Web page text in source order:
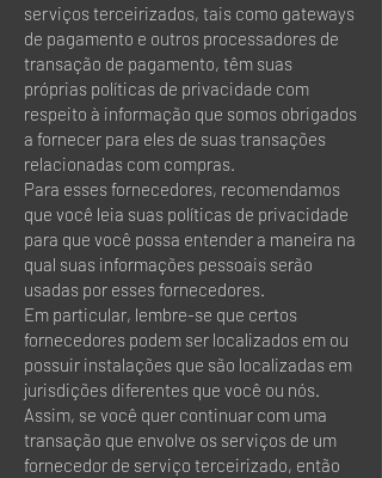
serviços terceirizados, tais como gateways
de pagamento e outros processadores de
transação de pagamento, têm suas
próprias políticas de privacidade com
respeito à informação que somos obrigados
a fornecer para eles de suas transações
relacionadas com compras.
Para esses fornecedores, recomendamos
que você leia suas políticas de privacidade
para que você possa entender a maneira na
qual suas informações pessoais serão
usadas por esses fornecedores.
Em particular, lembre-se que certos
fornecedores podem ser localizados em ou
possuir instalações que são localizadas em
jurisdições diferentes que você ou nós.
Assim, se você quer continuar com uma
transação que envolve os serviços de um
fornecedor de serviço terceirizado, então